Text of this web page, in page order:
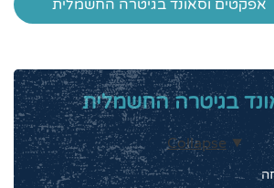
אפקטים וסאונד בגיטרה החשמלית
בגיטרה החשמלית
Collapse